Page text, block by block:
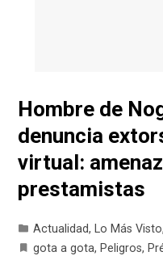
Hombre de
denuncia
virtual:
prestamistas
Actualidad, Lo Más Visto,
gota a gota, Peligros,